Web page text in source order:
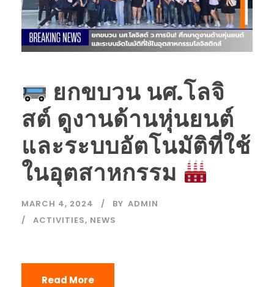
ยกขบวน นศ.โลจิ
สต์ ดูงานด้านหุ่นยนต์
และระบบอัตโนมัติที่ใช้
ในอุตสาหกรรม
MARCH 4, 2024 BY ADMIN
ACTIVITIES, NEWS
Read More